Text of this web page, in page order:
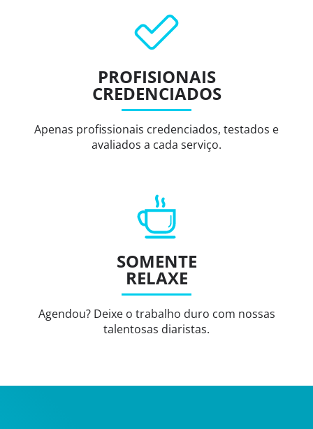
PROFISIONAIS
CREDENCIADOS
Apenas profissionais credenciados, testados e
avaliados a cada serviço.
SOMENTE
RELAXE
Agendou? Deixe o trabalho duro com nossas
talentosas diaristas.